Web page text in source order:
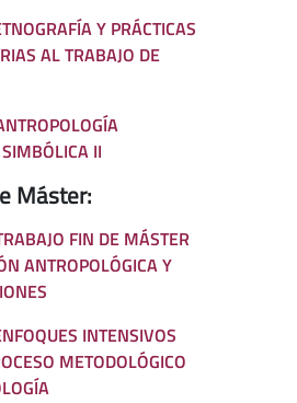
Y PRÁCTICAS
AL TRABAJO DE
II
Máster:
FIN DE MÁSTER
ANTROPOLÓGICA Y
INTENSIVOS
METODOLÓGICO